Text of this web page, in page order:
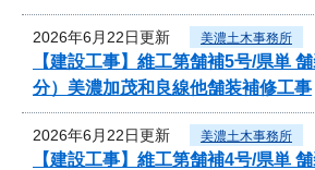
2026年6月22日更新 美濃土木事務所
【建設工事】維工第舗補5号/県単
分）美濃加茂和良線他舗装補修工事
2026年6月22日更新 美濃土木事務所
【建設工事】維工第舗補4号/県単